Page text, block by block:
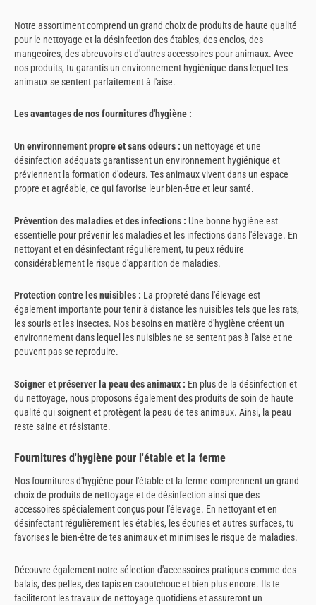
Notre assortiment comprend un grand choix de produits de haute qualité
pour le nettoyage et la désinfection des étables, des enclos, des
mangeoires, des abreuvoirs et d'autres accessoires pour animaux. Avec
nos produits, tu garantis un environnement hygiénique dans lequel tes
animaux se sentent parfaitement à l'aise.
Les avantages de nos fournitures d'hygiène :
Un environnement propre et sans odeurs : un nettoyage et une
désinfection adéquats garantissent un environnement hygiénique et
préviennent la formation d'odeurs. Tes animaux vivent dans un espace
propre et agréable, ce qui favorise leur bien-être et leur santé.
Prévention des maladies et des infections : Une bonne hygiène est
essentielle pour prévenir les maladies et les infections dans l'élevage. En
nettoyant et en désinfectant régulièrement, tu peux réduire
considérablement le risque d'apparition de maladies.
Protection contre les nuisibles : La propreté dans l'élevage est
également importante pour tenir à distance les nuisibles tels que les rats,
les souris et les insectes. Nos besoins en matière d'hygiène créent un
environnement dans lequel les nuisibles ne se sentent pas à l'aise et ne
peuvent pas se reproduire.
Soigner et préserver la peau des animaux : En plus de la désinfection et
du nettoyage, nous proposons également des produits de soin de haute
qualité qui soignent et protègent la peau de tes animaux. Ainsi, la peau
reste saine et résistante.
Fournitures d'hygiène pour l'étable et la ferme
Nos fournitures d'hygiène pour l'étable et la ferme comprennent un grand
choix de produits de nettoyage et de désinfection ainsi que des
accessoires spécialement conçus pour l'élevage. En nettoyant et en
désinfectant régulièrement les étables, les écuries et autres surfaces, tu
favorises le bien-être de tes animaux et minimises le risque de maladies.
Découvre également notre sélection d'accessoires pratiques comme des
balais, des pelles, des tapis en caoutchouc et bien plus encore. Ils te
faciliteront les travaux de nettoyage quotidiens et assureront un